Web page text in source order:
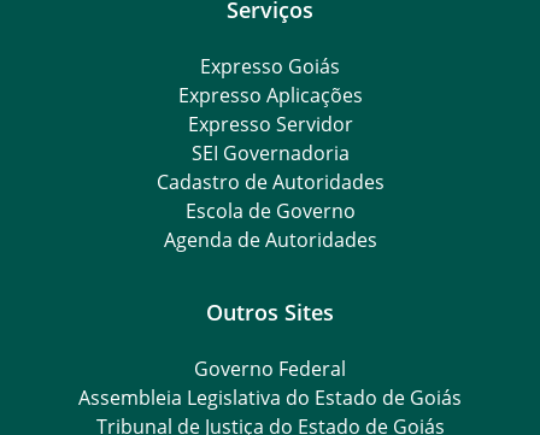
Serviços
Expresso Goiás
Expresso Aplicações
Expresso Servidor
SEI Governadoria
Cadastro de Autoridades
Escola de Governo
Agenda de Autoridades
Outros Sites
Governo Federal
Assembleia Legislativa do Estado de Goiás
Tribunal de Justiça do Estado de Goiás